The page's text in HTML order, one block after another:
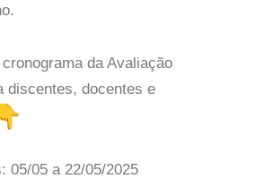
da Avaliação
discentes, docentes e
05/05 a 22/05/2025